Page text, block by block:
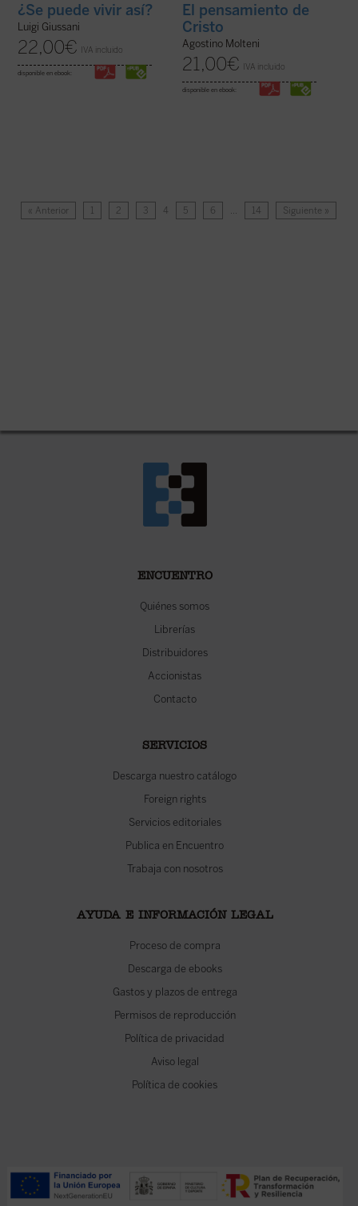
¿Se puede vivir así?
Luigi Giussani
22,00€ IVA incluido
disponible en ebook:
El pensamiento de
Cristo
Agostino Molteni
21,00€ IVA incluido
disponible en ebook:
« Anterior 1 2 3 4 5 6 … 14 Siguiente »
ENCUENTRO
Quiénes somos
Librerías
Distribuidores
Accionistas
Contacto
SERVICIOS
Descarga nuestro catálogo
Foreign rights
Servicios editoriales
Publica en Encuentro
Trabaja con nosotros
AYUDA E INFORMACIÓN LEGAL
Proceso de compra
Descarga de ebooks
Gastos y plazos de entrega
Permisos de reproducción
Política de privacidad
Aviso legal
Política de cookies